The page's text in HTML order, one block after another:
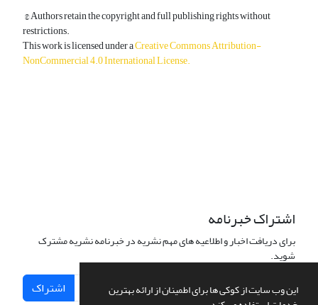
این وب سایت از کوکی ها برای اطمینان از ارائه بهترین
© Authors retain the copyright and full publishing rights without
restrictions.
This work is licensed under aCreative Commons Attribution-
NonCommercial 4.0 International License.
اشتراک خبرنامه
برای دریافت اخبار و اطلاعیه های مهم نشریه در خبرنامه نشریه مشترک
شوید.
اشتراک